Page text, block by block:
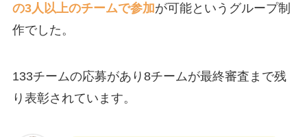
の3人以上のチームで参加が可能というグループ制
作でした。
133チームの応募があり8チームが最終審査まで残
り表彰されています。